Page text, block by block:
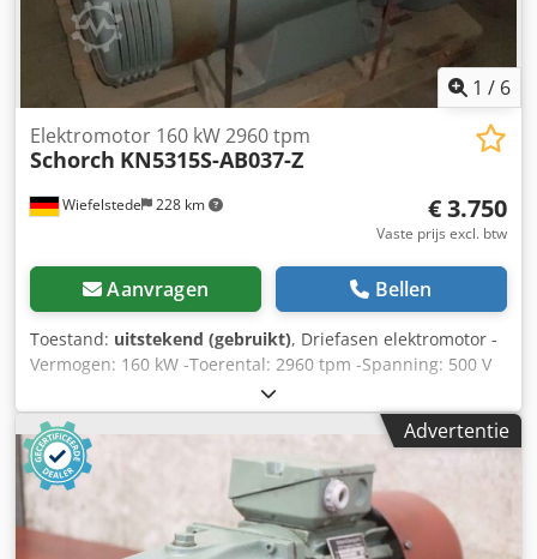
1 / 6
Wiefelstede 228 km
Elektromotor 160 kW 2960 tpm
Schorch KN5315S-AB037-Z
€ 3.750
Vaste prijs excl. btw
Aanvragen Bellen
Toestand: uitstekend (gebruikt), Driefasen elektromotor -
Vermogen: 160 kW -Toerental: 2960 tpm -Spanning: 500 V
(driehoek) -Beschermingsklasse: IP 23 -Bouwvorm: B3-B5
Dwodpfx Aijb A Skzo Hsa -As: Ø 70 mm -Verdere gegevens
zie foto typeplaat -Gewicht: 830 kg
Advertentie